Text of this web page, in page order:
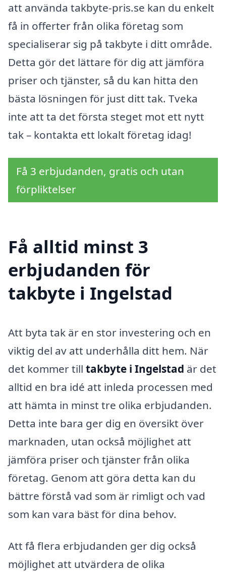
att använda takbyte-pris.se kan du enkelt
få in offerter från olika företag som
specialiserar sig på takbyte i ditt område.
Detta gör det lättare för dig att jämföra
priser och tjänster, så du kan hitta den
bästa lösningen för just ditt tak. Tveka
inte att ta det första steget mot ett nytt
tak – kontakta ett lokalt företag idag!
Få 3 erbjudanden, gratis och utan
förpliktelser
Få alltid minst 3
erbjudanden för
takbyte i Ingelstad
Att byta tak är en stor investering och en
viktig del av att underhålla ditt hem. När
det kommer till takbyte i Ingelstad är det
alltid en bra idé att inleda processen med
att hämta in minst tre olika erbjudanden.
Detta inte bara ger dig en översikt över
marknaden, utan också möjlighet att
jämföra priser och tjänster från olika
företag. Genom att göra detta kan du
bättre förstå vad som är rimligt och vad
som kan vara bäst för dina behov.
Att få flera erbjudanden ger dig också
möjlighet att utvärdera de olika